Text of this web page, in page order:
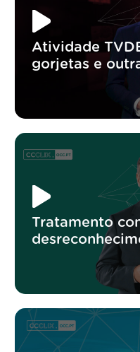
Atividade
gorjetas e
Tratamento